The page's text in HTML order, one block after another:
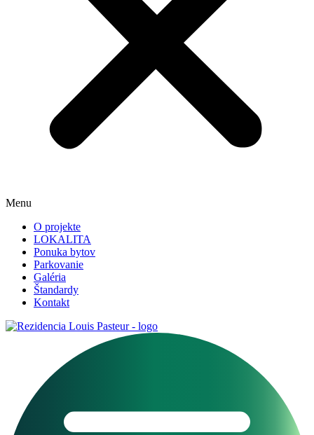
Menu
O projekte
LOKALITA
Ponuka bytov
Parkovanie
Galéria
Štandardy
Kontakt